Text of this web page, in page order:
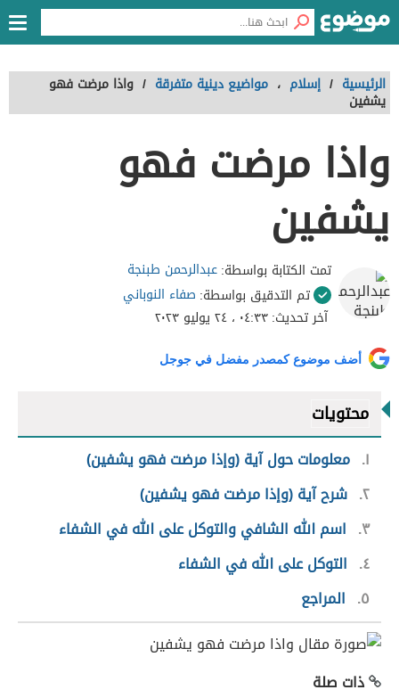
الرئيسية / إسلام ، مواضيع دينية متفرقة / واذا مرضت فهو
يشفين
واذا مرضت فهو
يشفين
تمت الكتابة بواسطة:عبدالرحمن طبنجة
تم التدقيق بواسطة: صفاء النوباني
آخر تحديث:٠٤:٣٣ ، ٢٤ يوليو ٢٠٢٣
أضف موضوع كمصدر مفضل في جوجل
محتويات
١ معلومات حول آية (وإذا مرضت فهو يشفين)
٢ شرح آية (وإذا مرضت فهو يشفين)
٣
اسم الله الشافي والتوكل على الله في الشفاء
٤
التوكل على الله في الشفاء
٥
المراجع
ذات صلة